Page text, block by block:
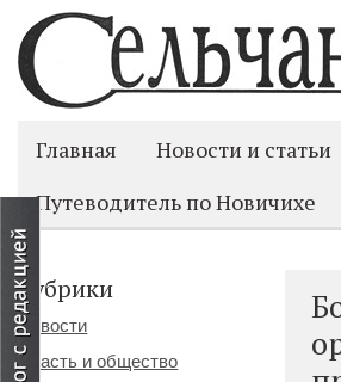
Главная Новости и статьи
Путеводитель по Новичихе
Рубрики
Новости
Власть и общество